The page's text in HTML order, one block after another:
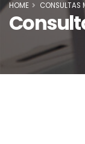
HOME CONSULTAS